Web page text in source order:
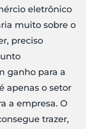
eletrônico
muito sobre o
preciso
ganho para a
apenas o setor
a empresa. O
trazer,